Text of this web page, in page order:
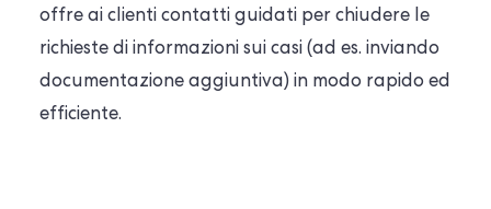
offre ai clienti contatti guidati per chiudere le
richieste di informazioni sui casi (ad es. inviando
documentazione aggiuntiva) in modo rapido ed
efficiente.